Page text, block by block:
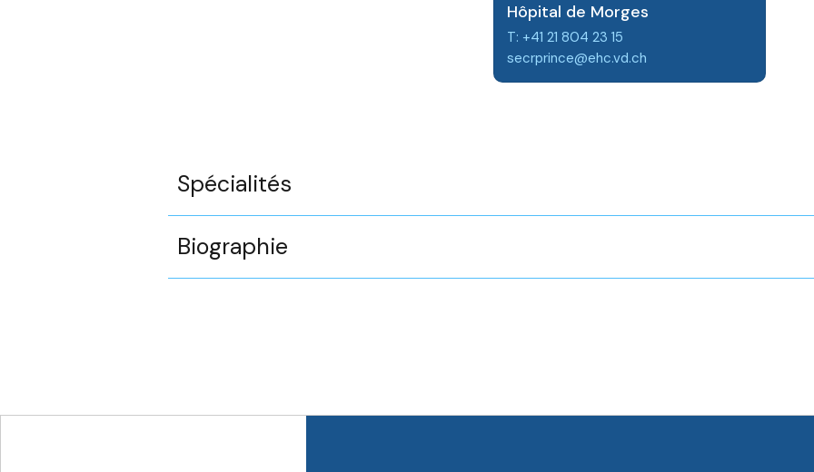
Hôpital de Morges
T: +41 21 804 23 15
secrprince@ehc.vd.ch
Spécialités
Biographie